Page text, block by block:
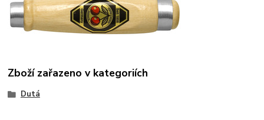
Zboží zařazeno v kategoriích
Dutá